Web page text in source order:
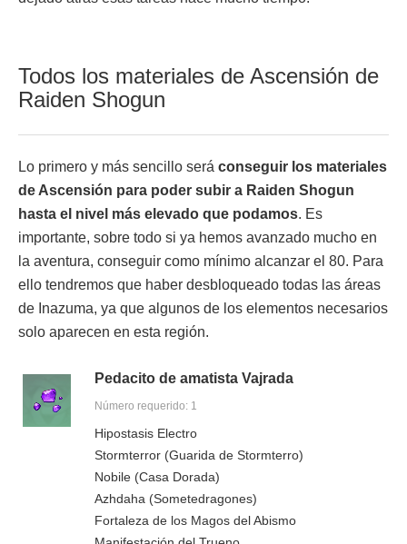
Todos los materiales de Ascensión de
Raiden Shogun
Lo primero y más sencillo será conseguir los materiales
de Ascensión para poder subir a Raiden Shogun
hasta el nivel más elevado que podamos. Es
importante, sobre todo si ya hemos avanzado mucho en
la aventura, conseguir como mínimo alcanzar el 80. Para
ello tendremos que haber desbloqueado todas las áreas
de Inazuma, ya que algunos de los elementos necesarios
solo aparecen en esta región.
Pedacito de amatista Vajrada
Número requerido: 1
Hipostasis Electro
Stormterror (Guarida de Stormterro)
Nobile (Casa Dorada)
Azhdaha (Sometedragones)
Fortaleza de los Magos del Abismo